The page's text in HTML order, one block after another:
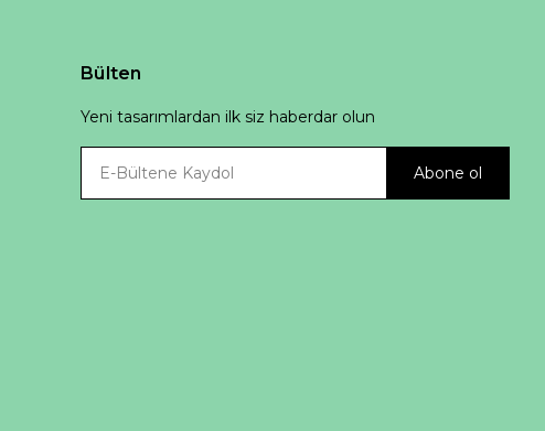
Bülten
Yeni tasarımlardan ilk siz haberdar olun
Abone ol